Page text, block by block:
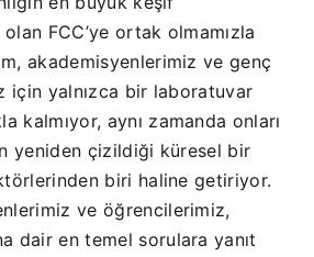
FCC’ye ortak olmamızla
akademisyenlerimiz ve genç
için yalnızca bir laboratuvar
kalmıyor, aynı zamanda onları
yeniden çizildiği küresel bir
biri haline getiriyor.
ve öğrencilerimiz,
dair en temel sorulara yanıt